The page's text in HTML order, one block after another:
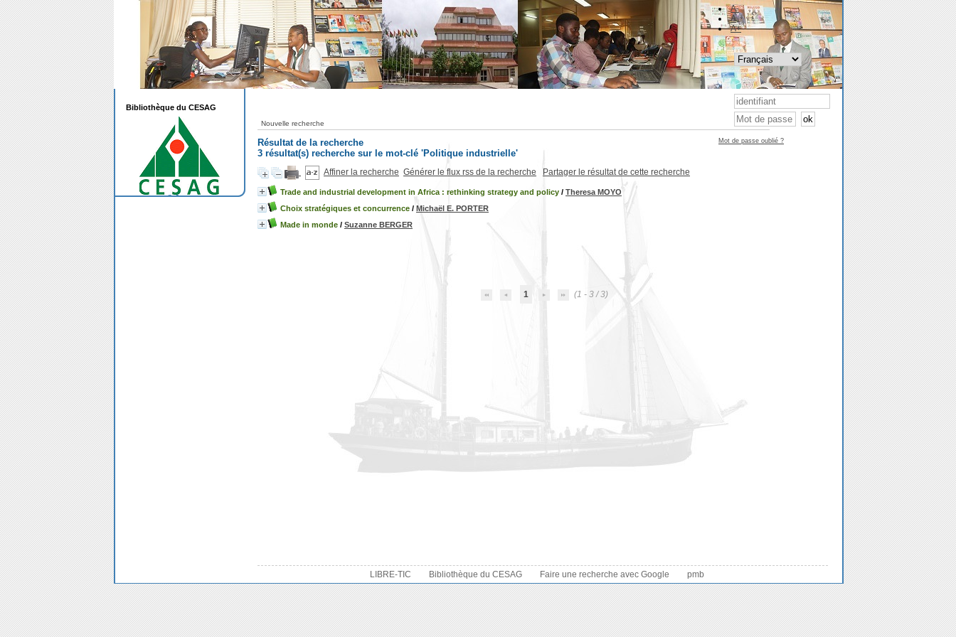
Nouvelle recherche
Résultat de la recherche
3 résultat(s) recherche sur le mot-clé 'Politique industrielle'
Affiner la recherche Générer le flux rss de la recherche Partager le résultat de cette recherche
Trade and industrial development in Africa : rethinking strategy and policy / Theresa MOYO
Choix stratégiques et concurrence / Michaël E. PORTER
Made in monde / Suzanne BERGER
1 (1 - 3 / 3)
LIBRE-TIC Bibliothèque du CESAG Faire une recherche avec Google pmb
Bibliothèque du CESAG
A-
A
A+
Mot de passe oublié ?